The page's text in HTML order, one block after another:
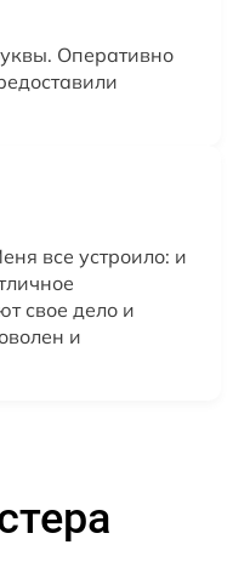
Оперативно
все устроило: и
свое дело и
и